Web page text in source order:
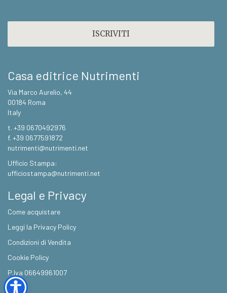
Casa editrice Nutrimenti
Via Marco Aurelio, 44
00184 Roma
Italy
t. +39 0670492976
f. +39 0677591872
nutrimenti@nutrimenti.net
Ufficio Stampa:
ufficiostampa@nutrimenti.net
Legal e Privacy
Come acquistare
Leggi la Privacy Policy
Condizioni di Vendita
Cookie Policy
P.Iva 06649961007